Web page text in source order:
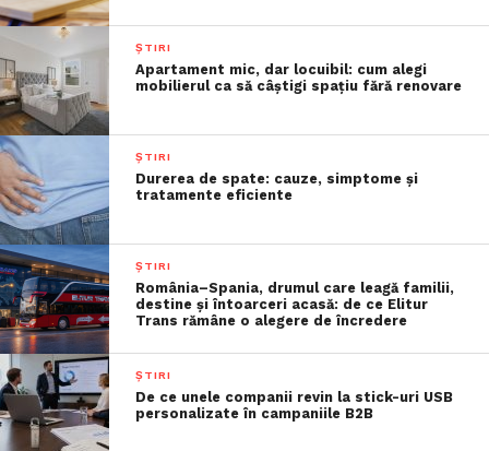
ȘTIRI
Apartament mic, dar locuibil: cum alegi
mobilierul ca să câștigi spațiu fără renovare
ȘTIRI
Durerea de spate: cauze, simptome și
tratamente eficiente
ȘTIRI
România–Spania, drumul care leagă familii,
destine și întoarceri acasă: de ce Elitur
Trans rămâne o alegere de încredere
ȘTIRI
De ce unele companii revin la stick-uri USB
personalizate în campaniile B2B